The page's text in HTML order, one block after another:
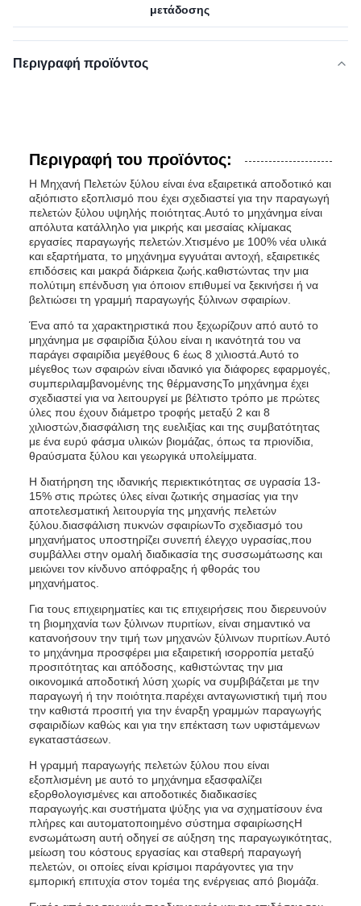
μετάδοσης
Περιγραφή προϊόντος
Περιγραφή του προϊόντος:
Η Μηχανή Πελετών ξύλου είναι ένα εξαιρετικά αποδοτικό και
αξιόπιστο εξοπλισμό που έχει σχεδιαστεί για την παραγωγή
πελετών ξύλου υψηλής ποιότητας.Αυτό το μηχάνημα είναι
απόλυτα κατάλληλο για μικρής και μεσαίας κλίμακας
εργασίες παραγωγής πελετών.Χτισμένο με 100% νέα υλικά
και εξαρτήματα, το μηχάνημα εγγυάται αντοχή, εξαιρετικές
επιδόσεις και μακρά διάρκεια ζωής.καθιστώντας την μια
πολύτιμη επένδυση για όποιον επιθυμεί να ξεκινήσει ή να
βελτιώσει τη γραμμή παραγωγής ξύλινων σφαιρίων.
Ένα από τα χαρακτηριστικά που ξεχωρίζουν από αυτό το
μηχάνημα με σφαιρίδια ξύλου είναι η ικανότητά του να
παράγει σφαιρίδια μεγέθους 6 έως 8 χιλιοστά.Αυτό το
μέγεθος των σφαιρών είναι ιδανικό για διάφορες εφαρμογές,
συμπεριλαμβανομένης της θέρμανσηςΤο μηχάνημα έχει
σχεδιαστεί για να λειτουργεί με βέλτιστο τρόπο με πρώτες
ύλες που έχουν διάμετρο τροφής μεταξύ 2 και 8
χιλιοστών,διασφάλιση της ευελιξίας και της συμβατότητας
με ένα ευρύ φάσμα υλικών βιομάζας, όπως τα πριονίδια,
θραύσματα ξύλου και γεωργικά υπολείμματα.
Η διατήρηση της ιδανικής περιεκτικότητας σε υγρασία 13­
15% στις πρώτες ύλες είναι ζωτικής σημασίας για την
αποτελεσματική λειτουργία της μηχανής πελετών
ξύλου.διασφάλιση πυκνών σφαιρίωνΤο σχεδιασμό του
μηχανήματος υποστηρίζει συνεπή έλεγχο υγρασίας,που
συμβάλλει στην ομαλή διαδικασία της συσσωμάτωσης και
μειώνει τον κίνδυνο απόφραξης ή φθοράς του
μηχανήματος.
Για τους επιχειρηματίες και τις επιχειρήσεις που διερευνούν
τη βιομηχανία των ξύλινων πυριτίων, είναι σημαντικό να
κατανοήσουν την τιμή των μηχανών ξύλινων πυριτίων.Αυτό
το μηχάνημα προσφέρει μια εξαιρετική ισορροπία μεταξύ
προσιτότητας και απόδοσης, καθιστώντας την μια
οικονομικά αποδοτική λύση χωρίς να συμβιβάζεται με την
παραγωγή ή την ποιότητα.παρέχει ανταγωνιστική τιμή που
την καθιστά προσιτή για την έναρξη γραμμών παραγωγής
σφαιριδίων καθώς και για την επέκταση των υφιστάμενων
εγκαταστάσεων.
Η γραμμή παραγωγής πελετών ξύλου που είναι
εξοπλισμένη με αυτό το μηχάνημα εξασφαλίζει
εξορθολογισμένες και αποδοτικές διαδικασίες
παραγωγής.και συστήματα ψύξης για να σχηματίσουν ένα
πλήρες και αυτοματοποιημένο σύστημα σφαιρίωσηςΗ
ενσωμάτωση αυτή οδηγεί σε αύξηση της παραγωγικότητας,
μείωση του κόστους εργασίας και σταθερή παραγωγή
πελετών, οι οποίες είναι κρίσιμοι παράγοντες για την
εμπορική επιτυχία στον τομέα της ενέργειας από βιομάζα.